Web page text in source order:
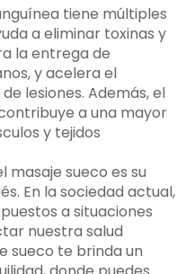
tiene múltiples
a eliminar toxinas y
la entrega de
y acelera el
lesiones. Además, el
a una mayor
y tejidos
sueco es su
En la sociedad actual,
a situaciones
nuestra salud
sueco te brinda un